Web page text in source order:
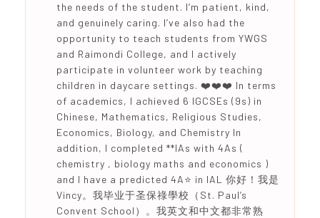
the needs of the student. I’m patient, kind,
and genuinely caring. I’ve also had the
opportunity to teach students from YWGS
and Raimondi College, and I actively
participate in volunteer work by teaching
children in daycare settings. ❤️❤️❤️ In terms
of academics, I achieved 6 IGCSEs (9s) in
Chinese, Mathematics, Religious Studies,
Economics, Biology, and Chemistry In
addition, I completed **IAs with 4As (
chemistry , biology maths and economics )
and I have a predicted 4A⭐️ in IAL 你好！我是
Vincy。我毕业于圣保祿學校（St. Paul’s
Convent School）。我英文和中文都非常熟